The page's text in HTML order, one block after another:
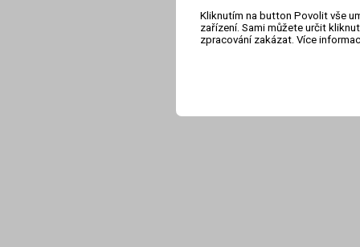
Kliknutím na button Povolit vše
zařízení. Sami můžete určit
zpracování zakázat. Více